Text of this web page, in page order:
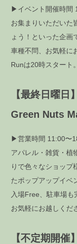
▶イベント開催時間
お集まりいただいた
ょう！といった企画
車種不問、お気軽に
Runは20時スタート。
【最終日曜日】
Green Nuts
▶営業時間 11:00〜
アパレル・雑貨・植
りで色々なショップ
たポップアップイベ
入場Free、駐車場も
お気軽にお越しくだ
【不定期開催】